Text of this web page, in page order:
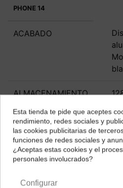
PHONE 14
ACABADO
ALMACENAMIENTO
DIMENSIONES Y
PESO
PANTALLA
¿Dónde deseas
Selecciona tu ubicación para
impuestos correctos
Esta tienda te pide que aceptes
rendimiento, redes sociales y
las cookies publicitarias de
funciones de redes sociales y
¿Aceptas estas cookies y el
personales involucrados?
Configurar